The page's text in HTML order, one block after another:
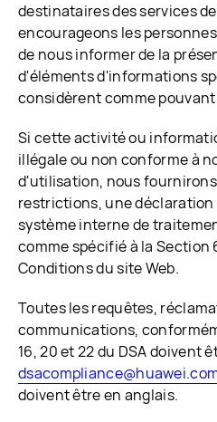
destinataires des services
encourageons les
de nous informer de la
d'éléments d'informations
considèrent comme
Si cette activité ou
illégale ou non conforme à
d'utilisation, nous
restrictions, une déclaration
système interne de
comme spécifié à la Section
Conditions du site Web.
Toutes les requêtes,
communications,
16, 20 et 22 du DSA doivent
doivent être en anglais.